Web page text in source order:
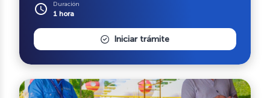
schedule Duración
1 hora
Iniciar trámite